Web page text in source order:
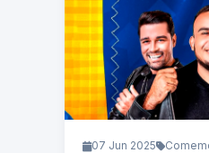
07 Jun 2025